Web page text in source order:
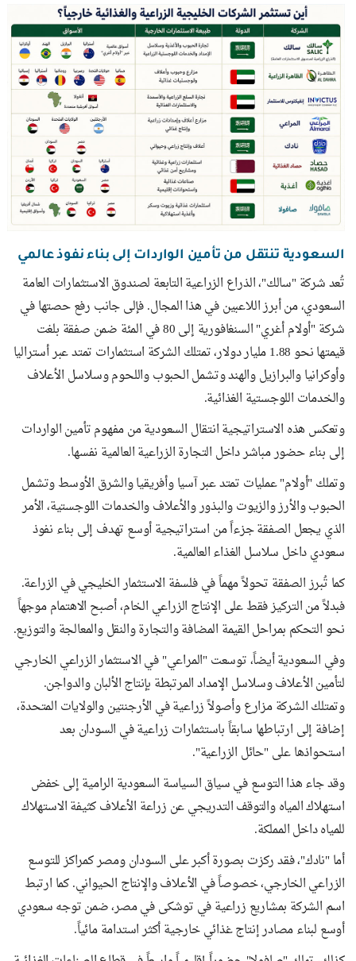
السعودية تنتقل من تأمين الواردات إلى بناء نفوذ عالمي
تُعد شركة "سالك"، الذراع الزراعية التابعة لصندوق الاستثمارات العامة
السعودي، من أبرز اللاعبين في هذا المجال. فإلى جانب رفع حصتها في
شركة "أولام أغري" السنغافورية إلى 80 في المئة ضمن صفقة بلغت
قيمتها نحو 1.88 مليار دولار، تمتلك الشركة استثمارات تمتد عبر أستراليا
وأوكرانيا والبرازيل والهند وتشمل الحبوب واللحوم وسلاسل الأعلاف
والخدمات اللوجستية الغذائية.
وتعكس هذه الاستراتيجية انتقال السعودية من مفهوم تأمين الواردات
إلى بناء حضور مباشر داخل التجارة الزراعية العالمية نفسها.
وتملك "أولام" عمليات تمتد عبر آسيا وأفريقيا والشرق الأوسط وتشمل
الحبوب والأرز والزيوت والبذور والأعلاف والخدمات اللوجستية، الأمر
الذي يجعل الصفقة جزءاً من استراتيجية أوسع تهدف إلى بناء نفوذ
سعودي داخل سلاسل الغذاء العالمية.
كما تُبرز الصفقة تحولاً مهماً في فلسفة الاستثمار الخليجي في الزراعة.
فبدلاً من التركيز فقط على الإنتاج الزراعي الخام، أصبح الاهتمام موجهاً
نحو التحكم بمراحل القيمة المضافة والتجارة والنقل والمعالجة والتوزيع.
وفي السعودية أيضاً، توسعت "المراعي" في الاستثمار الزراعي الخارجي
لتأمين الأعلاف وسلاسل الإمداد المرتبطة بإنتاج الألبان والدواجن.
وتمتلك الشركة مزارع وأصولاً زراعية في الأرجنتين والولايات المتحدة،
إضافة إلى ارتباطها سابقاً باستثمارات زراعية في السودان بعد
استحواذها على "حائل الزراعية".
وقد جاء هذا التوسع في سياق السياسة السعودية الرامية إلى خفض
استهلاك المياه والتوقف التدريجي عن زراعة الأعلاف كثيفة الاستهلاك
للمياه داخل المملكة.
أما "نادك"، فقد ركزت بصورة أكبر على السودان ومصر كمراكز للتوسع
الزراعي الخارجي، خصوصاً في الأعلاف والإنتاج الحيواني. كما ارتبط
اسم الشركة بمشاريع زراعية في توشكى في مصر، ضمن توجه سعودي
أوسع لبناء مصادر إنتاج غذائي خارجية أكثر استدامة مائياً.